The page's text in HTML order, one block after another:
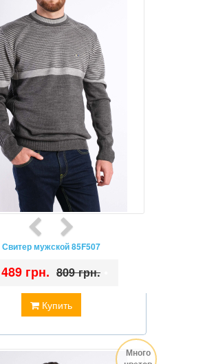
Свитер мужской 85F507
Купить
489 грн. 809 грн.
Много